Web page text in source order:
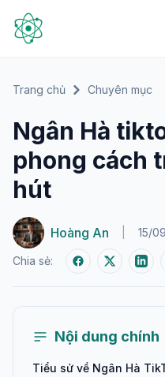
Trang chủ Chuyên mục
Ngân Hà
phong cách
hút
Hoàng An 15/
Chia sẻ:
Nội dung chính
Tiểu sử về Ngân Hà